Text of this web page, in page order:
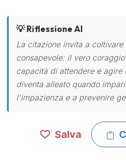
💡 Riflessione AI
La citazione invita a coltivare
consapevole: il vero
capacità di attendere e agire
diventa alleato quando
l'impazienza e a prevenire
Salva